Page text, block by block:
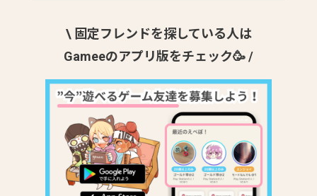
\ 固定フレンドを探している人は
Gameeのアプリ版をチェック🥳 /